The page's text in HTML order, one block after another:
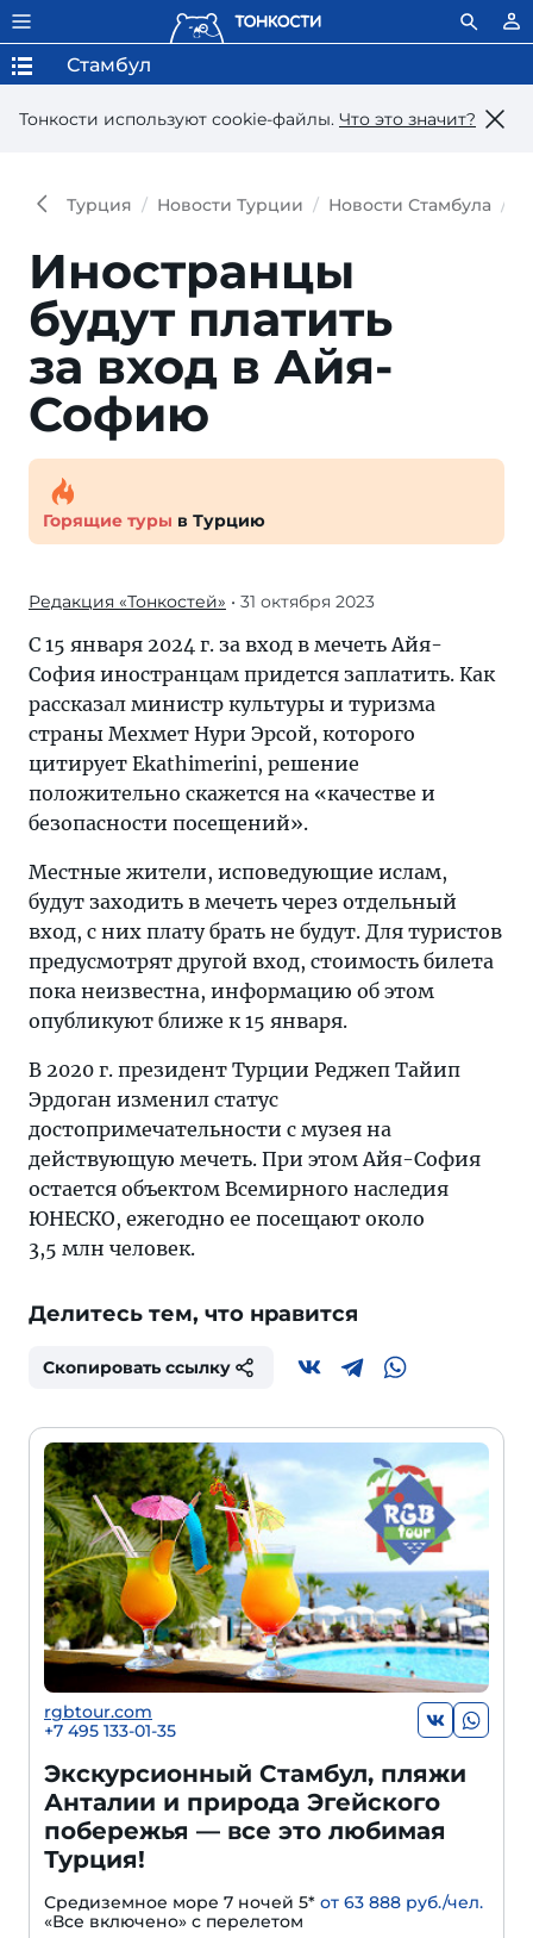
Тонкости используют сookie-файлы. Что это значит?
Стамбул
Турция Новости Турции Новости Стамбула
Иностранцы
будут пла­тить
за вход в Айя-
Софию
Горящие туры в Турцию
Редакция «Тонкостей» • 31 октября 2023
С 15 января 2024 г. за вход в мечеть Айя-
София иностранцам придется заплатить. Как
рассказал министр культуры и туризма
страны Мехмет Нури Эрсой, которого
цитирует Ekathimerini, решение
положительно скажется на «качестве и
безопасности посещений».
Местные жители, исповедующие ислам,
будут заходить в мечеть через отдельный
вход, с них плату брать не будут. Для туристов
предусмотрят другой вход, стоимость билета
пока неизвестна, информацию об этом
опубликуют ближе к 15 января.
В 2020 г. президент Турции Реджеп Тайип
Эрдоган изменил статус
достопримечательности с музея на
действующую мечеть. При этом Айя-София
остается объектом Всемирного наследия
ЮНЕСКО, ежегодно ее посещают около
3,5 млн человек.
Делитесь тем, что нравится
Скопировать ссылку
rgbtour.com
+7 495 133-01-35
Экскурсионный Стамбул, пляжи
Анталии и природа Эгейского
побережья — все это любимая
Турция!
Средиземное море 7 ночей 5* от 63 888 руб./чел.
«Все включено» с перелетом